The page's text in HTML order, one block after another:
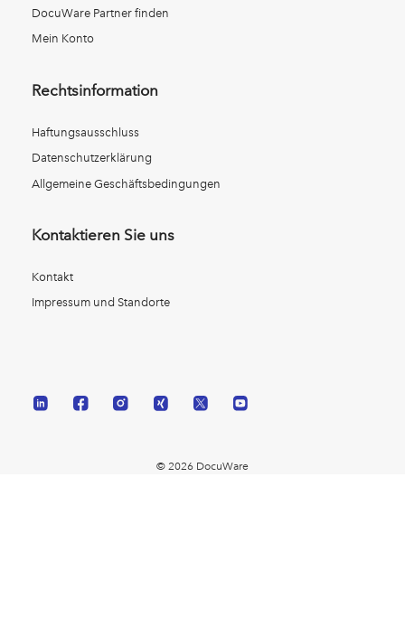
DocuWare Partner finden
Mein Konto
Rechtsinformation
Haftungsausschluss
Datenschutzerklärung
Allgemeine Geschäftsbedingungen
Kontaktieren Sie uns
Kontakt
Impressum und Standorte
© 2026 DocuWare